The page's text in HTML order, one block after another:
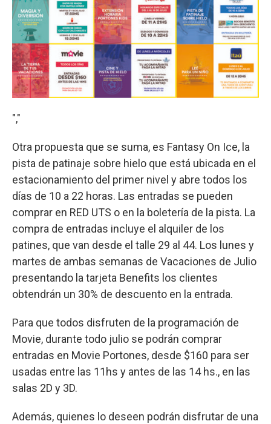
","
Otra propuesta que se suma, es Fantasy On Ice, la
pista de patinaje sobre hielo que está ubicada en el
estacionamiento del primer nivel y abre todos los
días de 10 a 22 horas. Las entradas se pueden
comprar en RED UTS o en la boletería de la pista. La
compra de entradas incluye el alquiler de los
patines, que van desde el talle 29 al 44. Los lunes y
martes de ambas semanas de Vacaciones de Julio
presentando la tarjeta Benefits los clientes
obtendrán un 30% de descuento en la entrada.
Para que todos disfruten de la programación de
Movie, durante todo julio se podrán comprar
entradas en Movie Portones, desde $160 para ser
usadas entre las 11hs y antes de las 14 hs., en las
salas 2D y 3D.
Además, quienes lo deseen podrán disfrutar de una